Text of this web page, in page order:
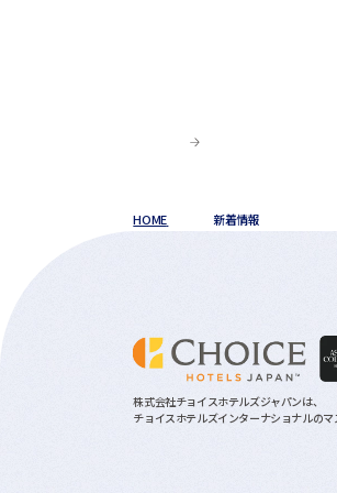
HOME 新着情報
株式会社チョイスホテルズジャパンは、
チョイスホテルズインターナショナルの